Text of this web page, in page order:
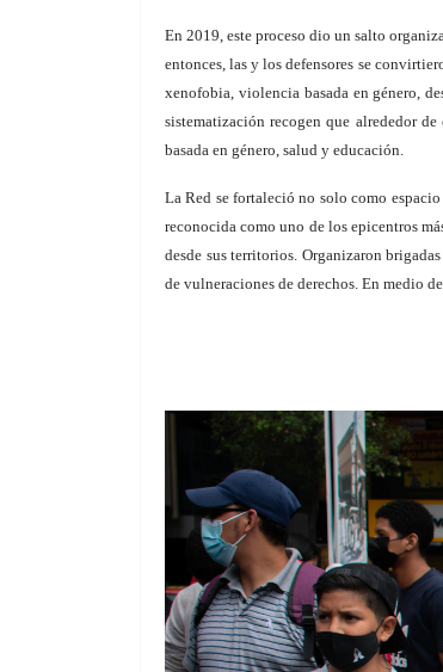
En 2019, este proceso dio un salto
entonces, las y los defensores se
xenofobia, violencia basada en género,
sistematización recogen que alrededor
basada en género, salud y educación.
La Red se fortaleció no solo como
reconocida como uno de los epicentros
desde sus territorios. Organizaron
de vulneraciones de derechos. En medio